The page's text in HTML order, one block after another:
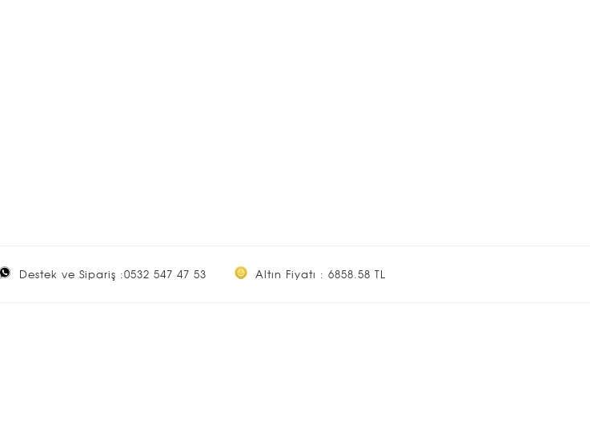
Destek ve Sipariş :0532 547 47 53 Altın Fiyatı : 6858.58 TL